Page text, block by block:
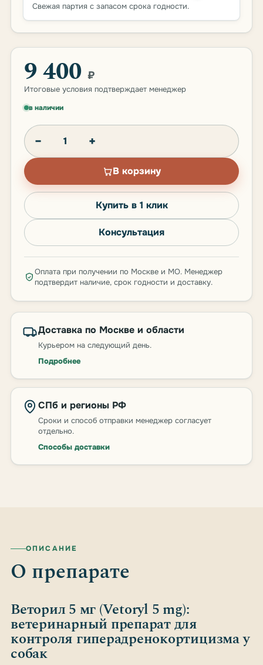
Свежая партия с запасом срока годности.
9 400 ₽
Итоговые условия подтверждает менеджер
в наличии
− +
В корзину
Купить в 1 клик
Консультация
Оплата при получении по Москве и МО. Менеджер
подтвердит наличие, срок годности и доставку.
Доставка по Москве и области
Курьером на следующий день.
Подробнее
СПб и регионы РФ
Сроки и способ отправки менеджер согласует
отдельно.
Способы доставки
ОПИСАНИЕ
О препарате
Веторил 5 мг (Vetoryl 5 mg):
ветеринарный препарат для
контроля гиперадренокортицизма у
собак